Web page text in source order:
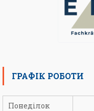
ГРАФІК РОБОТИ
Понеділок